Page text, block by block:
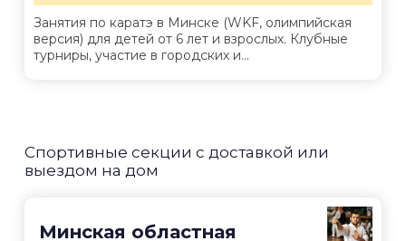
Занятия по каратэ в Минске (WKF, олимпийская
версия) для детей от 6 лет и взрослых. Клубные
турниры, участие в городских и...
Спортивные секции с доставкой или
выездом на дом
Минская областная